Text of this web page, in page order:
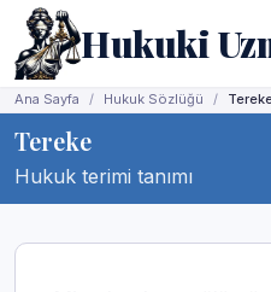
Hukuki
Ana Sayfa Hukuk Sözlüğü
Tereke
Hukuk terimi tanımı